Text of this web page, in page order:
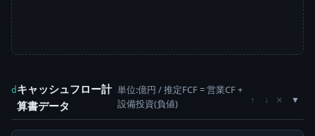
d キャッシュフロー計
算書データ
単位:億円 / 推定FCF = 営業CF +
設備投資(負値)
↑ ↓ ×